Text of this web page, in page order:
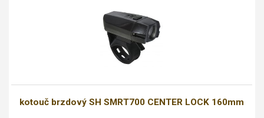
kotouč brzdový SH SMRT700 CENTER LOCK 160mm